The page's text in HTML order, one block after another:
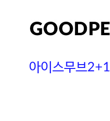
아이스무브2+1